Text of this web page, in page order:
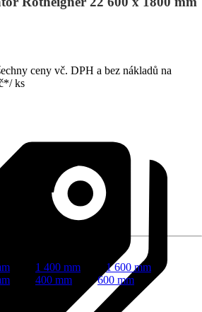
ceny vč. DPH a bez nákladů na
*/ ks
1 400 mm
1 600 mm
400 mm
600 mm